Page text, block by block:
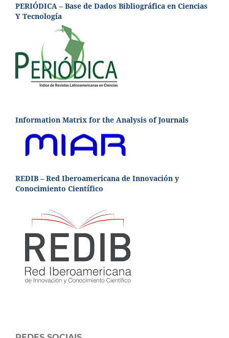
PERIÓDICA – Base de Dados Bibliográfica en Ciencias
Y Tecnología
Information Matrix for the Analysis of Journals
REDIB – Red Iberoamericana de Innovación y
Conocimiento Científico